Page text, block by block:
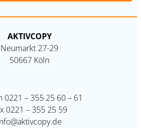
AKTIVCOPY
Neumarkt 27-29
50667 Köln
0221 – 355 25 60 – 61
0221 – 355 25 59